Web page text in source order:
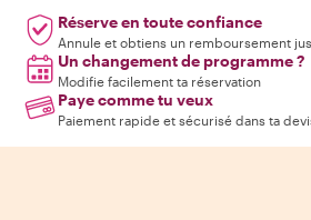
Réserve en toute confiance
Annule et obtiens un remboursement
Un changement de programme ?
Modifie facilement ta réservation
Paye comme tu veux
Paiement rapide et sécurisé dans ta